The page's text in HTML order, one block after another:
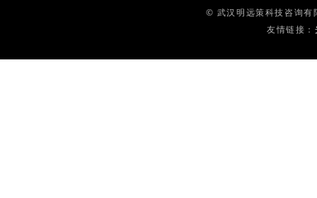
© 武汉明远策科技咨询有
友情链接：